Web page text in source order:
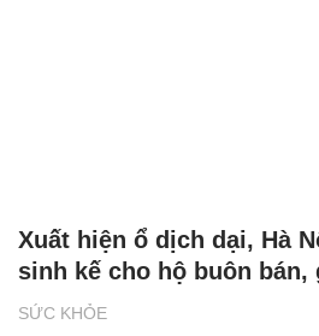
SỨC KHỎE
Xuất hiện ổ dịch dại, Hà
sinh kế cho hộ buôn bán,